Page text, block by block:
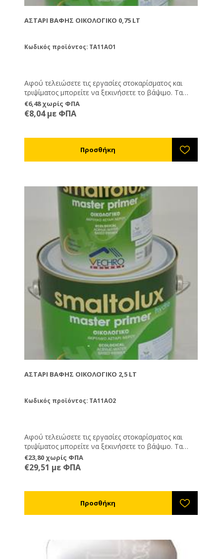
ΑΣΤΆΡΙ ΒΑΦΉΣ ΟΙΚΟΛΟΓΙΚΌ 0,75 LT
Κωδικός προϊόντος: TA11AO1
Αφού τελειώσετε τις εργασίες στοκαρίσματος και
τριψίματος μπορείτε να ξεκινήσετε το βάψιμο. Τα
αστάρι είναι το πρώτο υλικό που θα περάσετε. Πάνω
από τα αστάρια βάφετε με τα χρώματα. Αν θα
χρησιμοποιήσετε στη συνέχεια χρώματα οικολογικα
Συνδυάζεται με νερό. Δε συνδυάζεται με χημικούς
€6,48 χωρίς ΦΠΑ
€8,04 με ΦΠΑ
ΑΣΤΆΡΙ ΒΑΦΉΣ ΟΙΚΟΛΟΓΙΚΌ 2,5 LT
Κωδικός προϊόντος: TA11AO2
Αφού τελειώσετε τις εργασίες στοκαρίσματος και
τριψίματος μπορείτε να ξεκινήσετε το βάψιμο. Τα
αστάρι είναι το πρώτο υλικό που θα περάσετε. Πάνω
από τα αστάρια βάφετε με τα χρώματα. Αν θα
χρησιμοποιήσετε στη συνέχεια χρώματα οικολογικα
Συνδυάζεται με νερό. Δε συνδυάζεται με χημικούς
€23,80 χωρίς ΦΠΑ
€29,51 με ΦΠΑ